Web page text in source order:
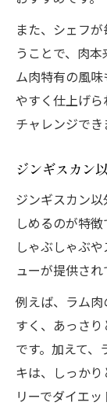
また、シェフ
うことで、肉
ム肉特有の風
やすく仕上げ
チャレンジでき
ジンギスカン
ジンギスカン
しめるのが特
しゃぶしゃぶ
ューが提供され
例えば、ラム
すく、あっさ
です。加えて
キは、しっか
リーでダイエッ